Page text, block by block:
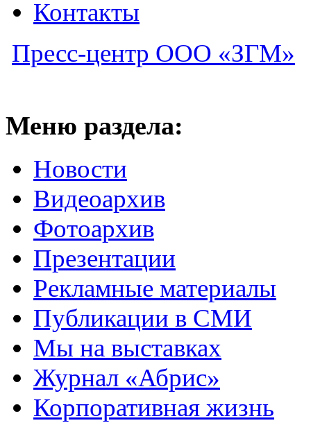
Контакты
Пресс-центр ООО «ЗГМ»
Меню раздела:
Новости
Видеоархив
Фотоархив
Презентации
Рекламные материалы
Публикации в СМИ
Мы на выставках
Журнал «Абрис»
Корпоративная жизнь